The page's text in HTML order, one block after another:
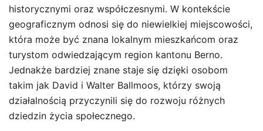
historycznymi oraz współczesnymi. W kontekście
geograficznym odnosi się do niewielkiej miejscowości,
która może być znana lokalnym mieszkańcom oraz
turystom odwiedzającym region kantonu Berno.
Jednakże bardziej znane staje się dzięki osobom
takim jak David i Walter Ballmoos, którzy swoją
działalnością przyczynili się do rozwoju różnych
dziedzin życia społecznego.